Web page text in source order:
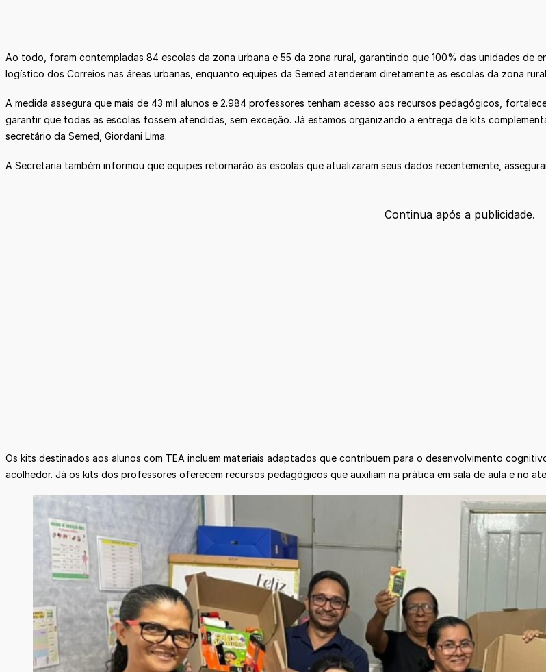
Ao todo, foram contempladas 84 escolas da zona urbana e 55 da zona rural, garantindo que 100% das unidades de
logístico dos Correios nas áreas urbanas, enquanto equipes da Semed atenderam diretamente as escolas da zona
A medida assegura que mais de 43 mil alunos e 2.984 professores tenham acesso aos recursos pedagógicos,
garantir que todas as escolas fossem atendidas, sem exceção. Já estamos organizando a entrega de kits
secretário da Semed, Giordani Lima.
A Secretaria também informou que equipes retornarão às escolas que atualizaram seus dados recentemente,
Continua após a publicidade.
Os kits destinados aos alunos com TEA incluem materiais adaptados que contribuem para o desenvolvimento
acolhedor. Já os kits dos professores oferecem recursos pedagógicos que auxiliam na prática em sala de aula e no